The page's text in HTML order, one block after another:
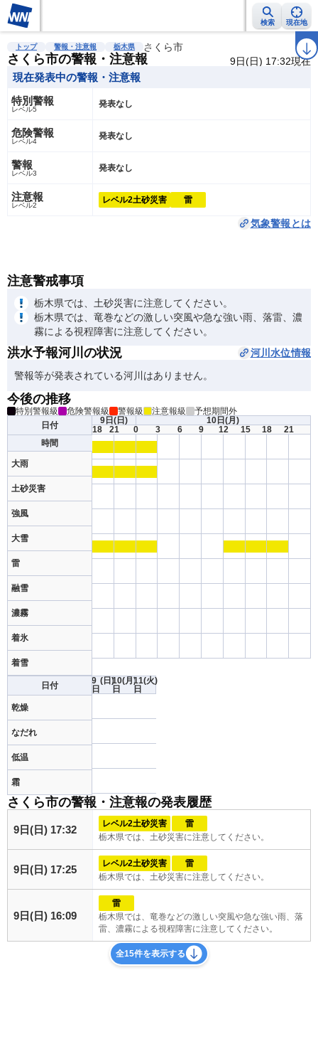
検索 現在地
雨雲レーダー 台風情報 地震情報 ラ
トップ 警報・注意報 栃木県 さくら市
さくら市の警報・注意報 9日(日) 17:32現在
現在発表中の警報・注意報
特別警報
レベル5 発表なし
危険警報
レベル4 発表なし
警報
レベル3 発表なし
注意報
レベル2 レベル2土砂災害 雷
気象警報とは
注意警戒事項
栃木県では、土砂災害に注意してください。
栃木県では、竜巻などの激しい突風や急な強い雨、落雷、濃
霧による視程障害に注意してください。
洪水予報河川の状況
河川水位情報
警報等が発表されている河川はありません。
今後の推移
特別警報級 危険警報級 警報級 注意報級
予想期間外
日付
時間
大雨
土砂災害
強風
大雪
雷
融雪
濃霧
着氷
着雪
9日 (日)
18
21
10日(月)
0
3 6 9 12 15 18 21
日付
乾燥
なだれ
低温
霜
9
日
(日)10
日
(月)11
日
(火)
さくら市の警報・注意報の発表履歴
9日(日) 17:32 レベル2土砂災害
雷
栃木県では、土砂災害に注意してください。
9日(日) 17:25 レベル2土砂災害
雷
栃木県では、土砂災害に注意してください。
9日(日) 16:09
雷
栃木県では、竜巻などの激しい突風や急な強い雨、落
雷、濃霧による視程障害に注意してください。
全15件を表示する